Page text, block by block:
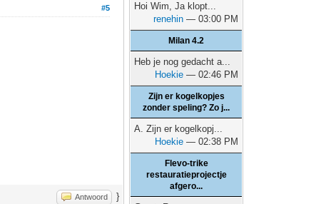
#5
Antwoord }
Hoi Wim, Ja klopt...
renehin — 03:00 PM
Milan 4.2
Heb je nog gedacht a...
Hoekie — 02:46 PM
Zijn er kogelkopjes
zonder speling? Zo j...
A. Zijn er kogelkopj...
Hoekie — 02:38 PM
Flevo-trike
restauratieprojectje
afgero...